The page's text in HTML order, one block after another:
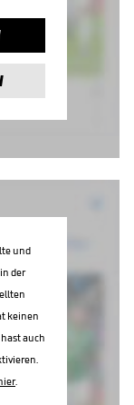
und
der
keinen
auch
.